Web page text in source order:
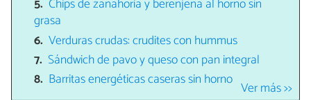
Chips de zanahoria y berenjena al horno sin
grasa
Verduras crudas: crudites con hummus
Sándwich de pavo y queso con pan integral
Barritas energéticas caseras sin horno Ver más >>